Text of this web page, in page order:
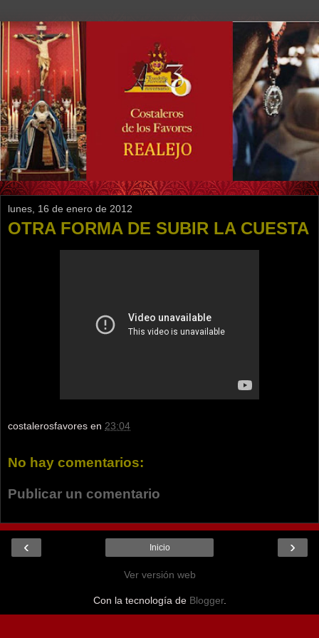
lunes, 16 de enero de 2012
OTRA FORMA DE SUBIR LA CUESTA
costalerosfavores en 23:04
No hay comentarios:
Publicar un comentario
‹ ›
Inicio
Ver versión web
Con la tecnología de Blogger.